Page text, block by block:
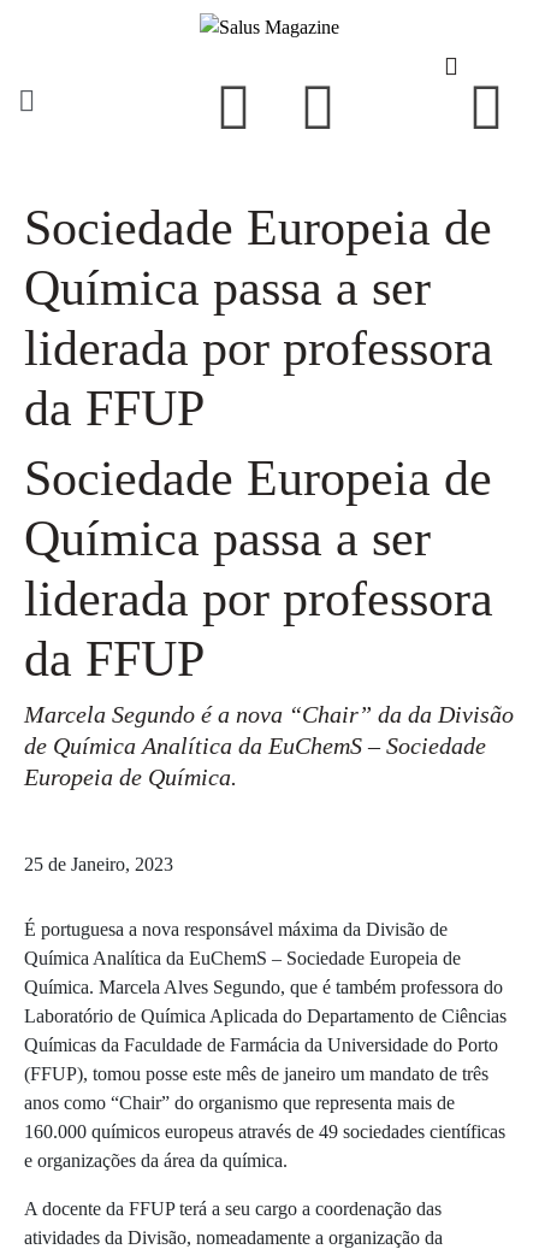
Sociedade Europeia de
Química passa a ser
liderada por professora
da FFUP
Sociedade Europeia de
Química passa a ser
liderada por professora
da FFUP
Marcela Segundo é a nova “Chair” da da Divisão
de Química Analítica da EuChemS – Sociedade
Europeia de Química.
25 de Janeiro, 2023
É portuguesa a nova responsável máxima da Divisão de
Química Analítica da EuChemS – Sociedade Europeia de
Química. Marcela Alves Segundo, que é também professora do
Laboratório de Química Aplicada do Departamento de Ciências
Químicas da Faculdade de Farmácia da Universidade do Porto
(FFUP), tomou posse este mês de janeiro um mandato de três
anos como “Chair” do organismo que representa mais de
160.000 químicos europeus através de 49 sociedades científicas
e organizações da área da química.
A docente da FFUP terá a seu cargo a coordenação das
atividades da Divisão, nomeadamente a organização da